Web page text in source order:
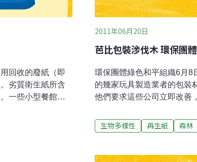
回收的廢紙（即
劣質衛生紙所含
一些小型餐館免
的卷筒紙充當餐
巾紙，這些餐巾
因為再生紙成本
2011年06月20日
芭比包裝涉伐木 環保團
環保團體綠色和平組織6月8
的幾家玩具製造業者的包裝
他們要求這些公司立即改善
玩具）、孩之寶（Hasbro
種遊戲如大富翁與拼字遊戲
hardwood ，MTH）與金合
生物多樣性 再生紙 森林